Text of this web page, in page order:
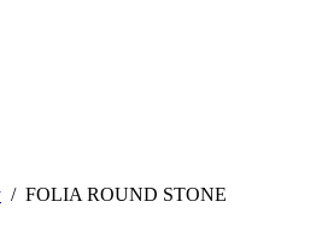
/ FOLIA ROUND STONE